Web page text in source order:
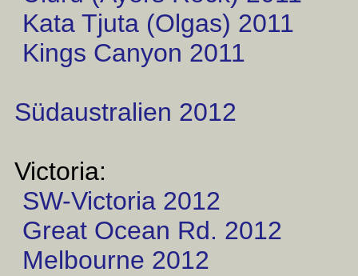
Kata Tjuta (Olgas) 2011
Kings Canyon 2011
Südaustralien 2012
Victoria:
SW-Victoria 2012
Great Ocean Rd. 2012
Melbourne 2012